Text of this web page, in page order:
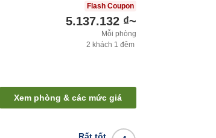
Flash Coupon
5.137.132 ₫~
Mỗi phòng
2 khách 1 đêm
Xem phòng & các mức giá